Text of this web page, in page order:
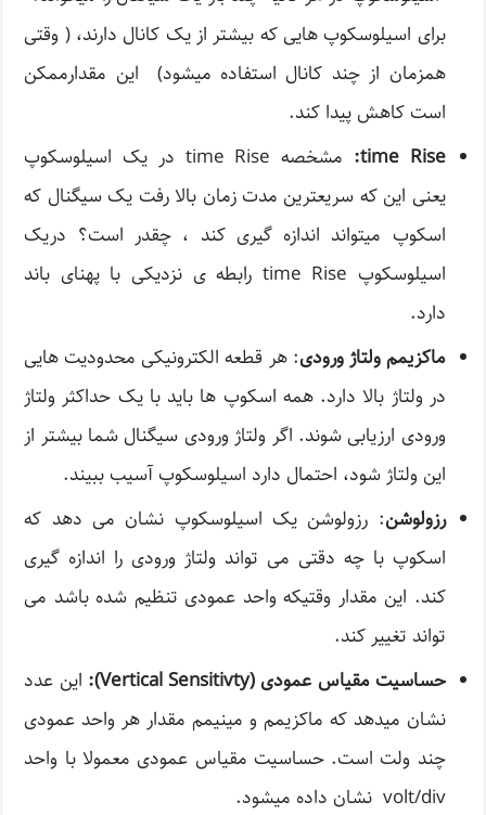
برای اسیلوسکوپ هایی که بیشتر از یک کانال دارند، ( وقتی
همزمان از چند کانال استفاده میشود) این مقدارممکن
است کاهش پیدا کند.
time Rise:
مشخصه time Rise در یک اسیلوسکوپ
یعنی این که سریعترین مدت زمان بالا رفت یک سیگنال که
اسکوپ میتواند اندازه گیری کند ، چقدر است؟ دریک
اسیلوسکوپ time Rise رابطه ی نزدیکی با پهنای باند
دارد.
ماکزیمم ولتاژ ورودی: هر قطعه الکترونیکی محدودیت هایی
در ولتاژ بالا دارد. همه اسکوپ ها باید با یک حداکثر ولتاژ
ورودی ارزیابی شوند. اگر ولتاژ ورودی سیگنال شما بیشتر از
این ولتاژ شود، احتمال دارد اسیلوسکوپ آسيب ببيند.
رزولوشن: رزولوشن یک اسیلوسکوپ نشان می دهد که
اسکوپ با چه دقتی می تواند ولتاژ ورودی را اندازه گیری
کند. این مقدار وقتیکه واحد عمودی تنظیم شده باشد می
تواند تغییر کند.
حساسيت مقیاس عمودی (Vertical Sensitivty):
این عدد
نشان میدهد که ماکزیمم و مینیمم مقدار هر واحد عمودی
چند ولت است. حساسیت مقیاس عمودی معمولا با واحد
volt/div نشان داده میشود.